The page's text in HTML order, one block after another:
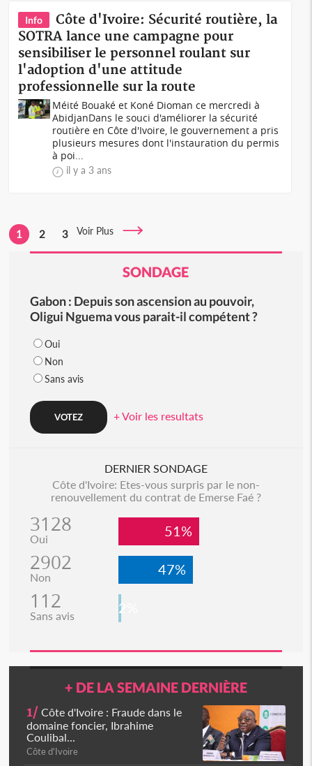
Info
Côte d'Ivoire: Sécurité routière, la
SOTRA lance une campagne pour
sensibiliser le personnel roulant sur
l'adoption d'une attitude
professionnelle sur la route
Méité Bouaké et Koné Dioman ce mercredi à
AbidjanDans le souci d'améliorer la sécurité
routière en Côte d'Ivoire, le gouvernement a pris
plusieurs mesures dont l'instauration du permis
à poi...
il y a 3 ans
1 2 3 Voir Plus
SONDAGE
Gabon : Depuis son ascension au pouvoir,
Oligui Nguema vous parait-il compétent ?
Oui
Non
Sans avis
+ Voir les resultats
DERNIER SONDAGE
Côte d'Ivoire: Etes-vous surpris par le non-
renouvellement du contrat de Emerse Faé ?
3128
Oui 51%
2902
Non 47%
112
Sans avis 2%
+ DE LA SEMAINE DERNIÈRE
1/ Côte d'Ivoire : Fraude dans le
domaine foncier, Ibrahime
Coulibal...
Côte d'Ivoire